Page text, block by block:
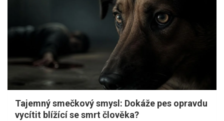
Tajemný smečkový smysl: Dokáže pes opravdu
vycítit blížící se smrt člověka?